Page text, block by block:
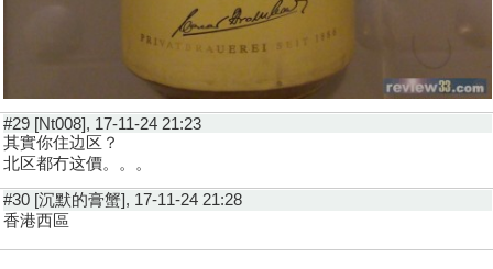
#29 [Nt008], 17-11-24 21:23
其實你住边区？
北区都冇这價。。。
#30 [沉默的膏蟹], 17-11-24 21:28
香港西區